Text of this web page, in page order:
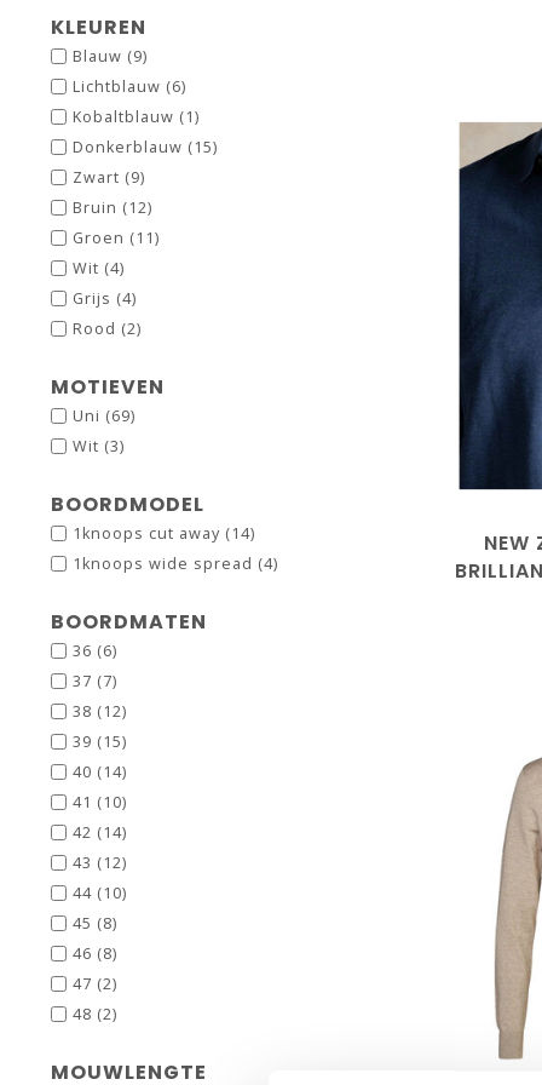
KLEUREN
Blauw (9)
Lichtblauw (6)
Kobaltblauw (1)
Donkerblauw (15)
Zwart (9)
Bruin (12)
Groen (11)
Wit (4)
Grijs (4)
Rood (2)
MOTIEVEN
Uni (69)
Wit (3)
BOORDMODEL
1knoops cut away (14)
1knoops wide spread (4)
BOORDMATEN
36 (6)
37 (7)
38 (12)
39 (15)
40 (14)
41 (10)
42 (14)
43 (12)
44 (10)
45 (8)
46 (8)
47 (2)
48 (2)
MOUWLENGTE
NEW
S